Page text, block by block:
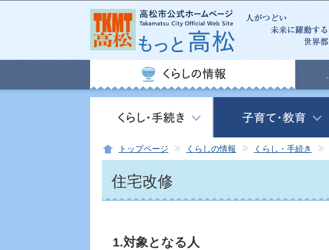
トップページ くらしの情報 くらし・手続き
住宅改修
1.対象となる人